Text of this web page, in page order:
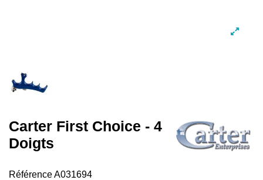
Carter First Choice - 4
Doigts
RéférenceA031694